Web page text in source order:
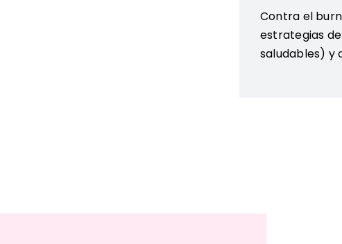
Contra el
estrategias
saludables) y